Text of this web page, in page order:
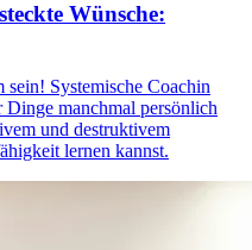
Wünsche:
Systemische Coachin
manchmal persönlich
und destruktivem
lernen kannst.